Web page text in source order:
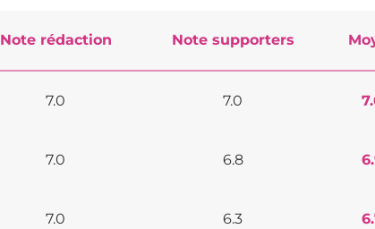
Note rédaction Note supporters
7.0 7.0
7.0 6.8
7.0 6.3